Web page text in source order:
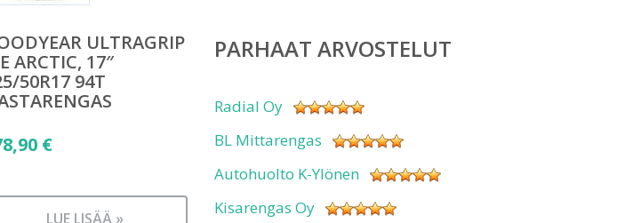
ULTRAGRIP
ARCTIC, 17″
50R17 94T
€
LUE LISÄÄ »
PARHAAT ARVOSTELUT
Radial Oy
BL Mittarengas
Autohuolto K-Ylönen
Kisarengas Oy